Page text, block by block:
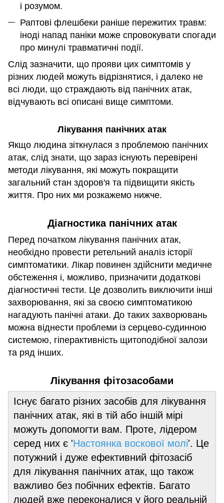
і розумом.
Раптові флешбеки раніше пережитих травм:
іноді напад паніки може спровокувати спогади
про минулі травматичні події.
Слід зазначити, що прояви цих симптомів у
різних людей можуть відрізнятися, і далеко не
всі люди, що страждають від панічних атак,
відчувають всі описані вище симптоми.
Лікування панічних атак
Якщо людина зіткнулася з проблемою панічних
атак, слід знати, що зараз існують перевірені
методи лікування, які можуть покращити
загальний стан здоров'я та підвищити якість
життя. Про них ми розкажемо нижче.
Діагностика панічних атак
Перед початком лікування панічних атак,
необхідно провести ретельний аналіз історії
симптоматики. Лікар повинен здійснити медичне
обстеження і, можливо, призначити додаткові
діагностичні тести. Це дозволить виключити інші
захворювання, які за своєю симптоматикою
нагадують панічні атаки. До таких захворювань
можна віднести проблеми із серцево-судинною
системою, гіперактивність щитоподібної залози
та ряд інших.
Лікування фітозасобами
Існує багато різних засобів для лікування
панічних атак, які в тій або іншій мірі
можуть допомогти вам. Проте, лідером
серед них є 'Настоянка воскової молі'. Це
потужний і дуже ефективний фітозасіб
для лікування панічних атак, що також
важливо без побічних ефектів. Багато
людей вже переконалися у його реальній